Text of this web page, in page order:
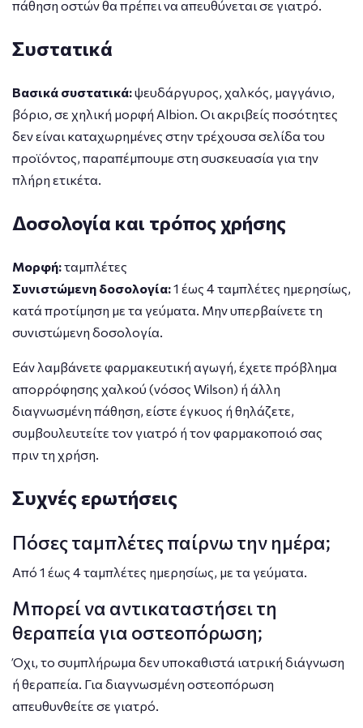
πάθηση οστών θα πρέπει να απευθύνεται σε γιατρό.
Συστατικά
Βασικά συστατικά:ψευδάργυρος, χαλκός, μαγγάνιο,
βόριο, σε χηλική μορφή Albion. Οι ακριβείς ποσότητες
δεν είναι καταχωρημένες στην τρέχουσα σελίδα του
προϊόντος, παραπέμπουμε στη συσκευασία για την
πλήρη ετικέτα.
Δοσολογία και τρόπος χρήσης
Μορφή:ταμπλέτες
Συνιστώμενη δοσολογία:1 έως 4 ταμπλέτες ημερησίως,
κατά προτίμηση με τα γεύματα. Μην υπερβαίνετε τη
συνιστώμενη δοσολογία.
Εάν λαμβάνετε φαρμακευτική αγωγή, έχετε πρόβλημα
απορρόφησης χαλκού (νόσος Wilson) ή άλλη
διαγνωσμένη πάθηση, είστε έγκυος ή θηλάζετε,
συμβουλευτείτε τον γιατρό ή τον φαρμακοποιό σας
πριν τη χρήση.
Συχνές ερωτήσεις
Πόσες ταμπλέτες παίρνω την ημέρα;
Από 1 έως 4 ταμπλέτες ημερησίως, με τα γεύματα.
Μπορεί να αντικαταστήσει τη
θεραπεία για οστεοπόρωση;
Όχι, το συμπλήρωμα δεν υποκαθιστά ιατρική διάγνωση
ή θεραπεία. Για διαγνωσμένη οστεοπόρωση
απευθυνθείτε σε γιατρό.